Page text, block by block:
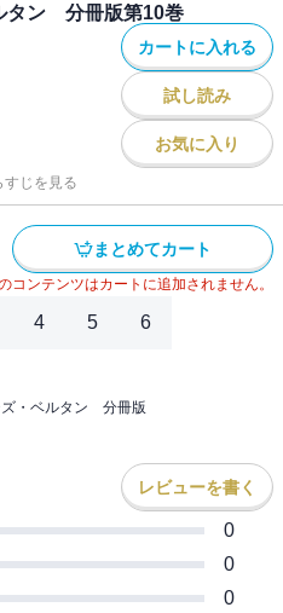
タン 分冊版第10巻
カートに入れる
試し読み
お気に入り
すじを見る
まとめてカート
ンテンツはカートに追加されません。
4 5 6
ズ・ベルタン 分冊版
レビューを書く
0
0
0